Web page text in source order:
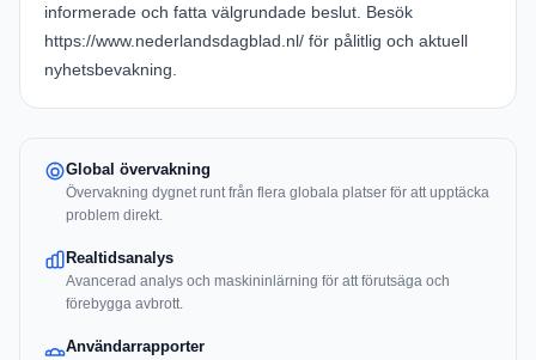
informerade och fatta välgrundade beslut. Besök
https://www.nederlandsdagblad.nl/ för pålitlig och aktuell
nyhetsbevakning.
Global övervakning
Övervakning dygnet runt från flera globala platser för att upptäcka
problem direkt.
Realtidsanalys
Avancerad analys och maskininlärning för att förutsäga och
förebygga avbrott.
Användarrapporter